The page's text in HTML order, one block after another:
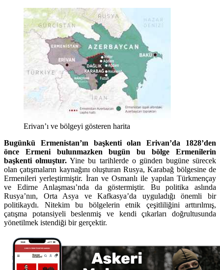
Erivan’ı ve bölgeyi gösteren harita
Bugünkü Ermenistan’ın başkenti olan Erivan’da 1828’den
önce Ermeni bulunmazken bugün bu bölge Ermenilerin
başkenti olmuştur. Yine bu tarihlerde o günden bugüne sürecek
olan çatışmaların kaynağını oluşturan Rusya, Karabağ bölgesine de
Ermenileri yerleştirmiştir. İran ve Osmanlı ile yapılan Türkmençay
ve Edirne Anlaşması’nda da göstermiştir. Bu politika aslında
Rusya’nın, Orta Asya ve Kafkasya’da uyguladığı önemli bir
politikaydı. Nitekim bu bölgelerin etnik çeşitliliğini arttırılmış,
çatışma potansiyeli beslenmiş ve kendi çıkarları doğrultusunda
yönetilmek istendiği bir gerçektir.